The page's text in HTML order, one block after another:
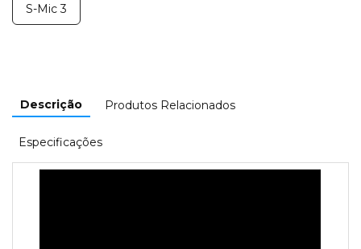
S-Mic 3
Descrição Produtos Relacionados
Especificações